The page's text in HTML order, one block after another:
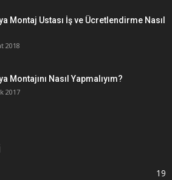
Montaj Ustası İş ve Ücretlendirme Nasıl
2018
Montajını Nasıl Yapmalıyım?
2017
19